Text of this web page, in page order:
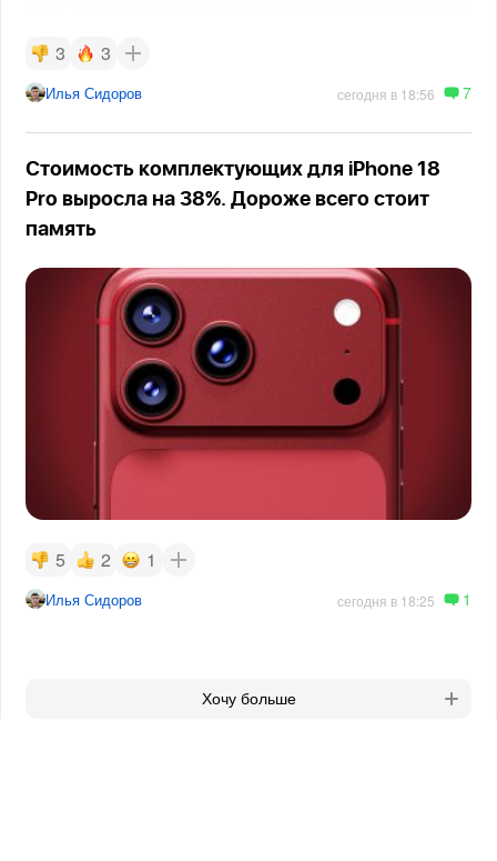
3 3
Илья Сидоров сегодня в 18:56 7
Стоимость комплектующих для iPhone 18
Pro выросла на 38%. Дороже всего стоит
память
5 2 1
Илья Сидоров сегодня в 18:25 1
Хочу больше